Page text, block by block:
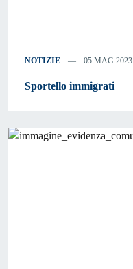
NOTIZIE 05 MAG 2023
Sportello immigrati